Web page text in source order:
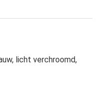
licht verchroomd,